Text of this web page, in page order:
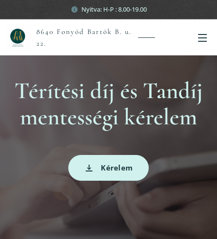
Nyitva: H-P : 8.00-19.00
8640 Fonyód Bartók B. u.
22.
Térítési díj és Tandíj
mentességi kérelem
Kérelem